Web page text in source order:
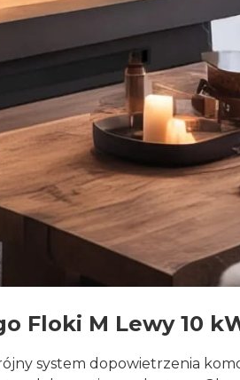
Floki M Lewy 10
system dopowietrzenia